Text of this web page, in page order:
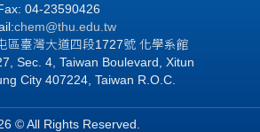
04-23590426
chem@thu.edu.tw
區臺灣大道四段1727號 化學系館
Sec. 4, Taiwan Boulevard, Xitun
City 407224, Taiwan R.O.C.
© All Rights Reserved.